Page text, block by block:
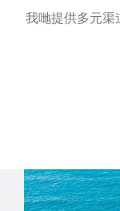
我哋提供多元